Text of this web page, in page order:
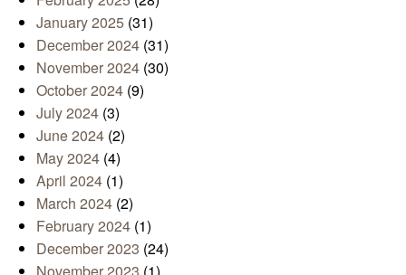
January 2025 (31)
December 2024 (31)
November 2024 (30)
October 2024 (9)
July 2024 (3)
June 2024 (2)
May 2024 (4)
April 2024 (1)
March 2024 (2)
February 2024 (1)
December 2023 (24)
November 2023 (1)